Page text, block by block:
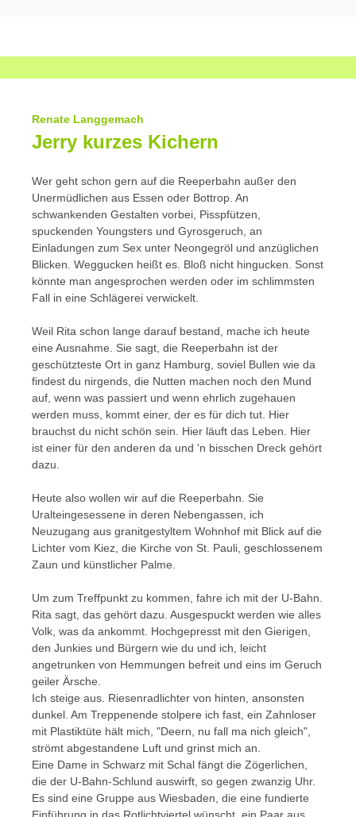
Renate Langgemach
Jerry kurzes Kichern
Wer geht schon gern auf die Reeperbahn außer den
Unermüdlichen aus Essen oder Bottrop. An
schwankenden Gestalten vorbei, Pisspfützen,
spuckenden Youngsters und Gyrosgeruch, an
Einladungen zum Sex unter Neongegröl und anzüglichen
Blicken. Weggucken heißt es. Bloß nicht hingucken. Sonst
könnte man angesprochen werden oder im schlimmsten
Fall in eine Schlägerei verwickelt.
Weil Rita schon lange darauf bestand, mache ich heute
eine Ausnahme. Sie sagt, die Reeperbahn ist der
geschützteste Ort in ganz Hamburg, soviel Bullen wie da
findest du nirgends, die Nutten machen noch den Mund
auf, wenn was passiert und wenn ehrlich zugehauen
werden muss, kommt einer, der es für dich tut. Hier
brauchst du nicht schön sein. Hier läuft das Leben. Hier
ist einer für den anderen da und 'n bisschen Dreck gehört
dazu.
Heute also wollen wir auf die Reeperbahn. Sie
Uralteingesessene in deren Nebengassen, ich
Neuzugang aus granitgestyltem Wohnhof mit Blick auf die
Lichter vom Kiez, die Kirche von St. Pauli, geschlossenem
Zaun und künstlicher Palme.
Um zum Treffpunkt zu kommen, fahre ich mit der U-Bahn.
Rita sagt, das gehört dazu. Ausgespuckt werden wie alles
Volk, was da ankommt. Hochgepresst mit den Gierigen,
den Junkies und Bürgern wie du und ich, leicht
angetrunken von Hemmungen befreit und eins im Geruch
geiler Ärsche.
Ich steige aus. Riesenradlichter von hinten, ansonsten
dunkel. Am Treppenende stolpere ich fast, ein Zahnloser
mit Plastiktüte hält mich, "Deern, nu fall ma nich gleich",
strömt abgestandene Luft und grinst mich an.
Eine Dame in Schwarz mit Schal fängt die Zögerlichen,
die der U-Bahn-Schlund auswirft, so gegen zwanzig Uhr.
Es sind eine Gruppe aus Wiesbaden, die eine fundierte
Einführung in das Rotlichtviertel wünscht, ein Paar aus